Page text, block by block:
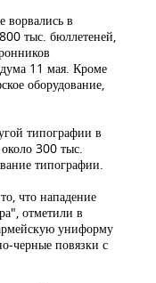
ворвались в
тыс. бюллетеней,
11 мая. Кроме
оборудование,
типографии в
300 тыс.
типографии.
что нападение
отметили в
униформу
черные повязки с